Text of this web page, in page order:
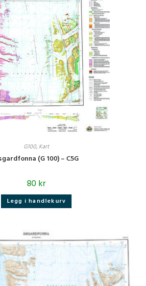
G100, Kart
(G 100) – C5G
80kr
Legg i handlekurv